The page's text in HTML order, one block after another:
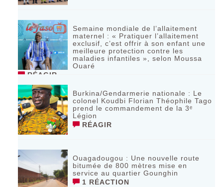
Semaine mondiale de l’allaitement
maternel : « Pratiquer l’allaitement
exclusif, c’est offrir à son enfant une
meilleure protection contre les
maladies infantiles », selon Moussa
Ouaré
RÉAGIR
Burkina/Gendarmerie nationale : Le
colonel Koudbi Florian Théophile Tago
prend le commandement de la 3ᵉ
Légion
RÉAGIR
Ouagadougou : Une nouvelle route
bitumée de 800 mètres mise en
service au quartier Gounghin
1 RÉACTION